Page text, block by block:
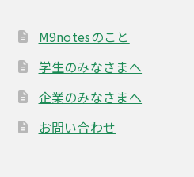
M9notesのこと
学生のみなさまへ
企業のみなさまへ
お問い合わせ